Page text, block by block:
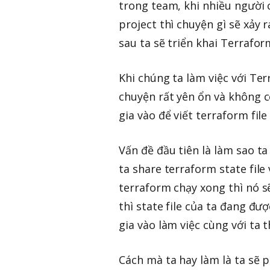
trong team, khi nhiều người
project thì chuyện gì sẽ xảy
sau ta sẽ triển khai
Khi chúng ta làm việc với
chuyện rất yên ổn và không
gia vào để viết terraform
Vấn đề đầu tiên là làm sao
ta share terraform state file
terraform chạy xong thì nó
thì state file của ta đang
gia vào làm việc cùng với ta
Cách mà ta hay làm là ta sẽ